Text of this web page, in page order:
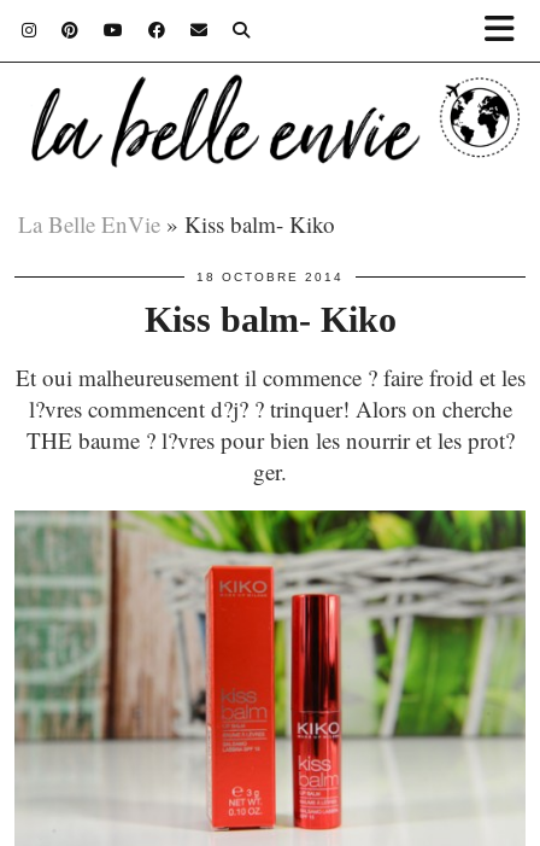
La Belle EnVie » Kiss balm- Kiko
18 OCTOBRE 2014
Kiss balm- Kiko
Et oui malheureusement il commence ? faire froid et les
l?vres commencent d?j? ? trinquer! Alors on cherche
THE baume ? l?vres pour bien les nourrir et les prot?
ger.